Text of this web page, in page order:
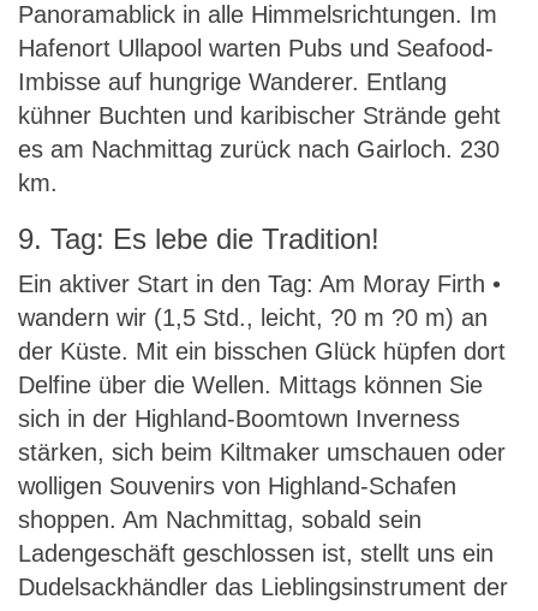
Panoramablick in alle Himmelsrichtungen. Im
Hafenort Ullapool warten Pubs und Seafood-
Imbisse auf hungrige Wanderer. Entlang
kühner Buchten und karibischer Strände geht
es am Nachmittag zurück nach Gairloch. 230
km.
9. Tag: Es lebe die Tradition!
Ein aktiver Start in den Tag: Am Moray Firth •
wandern wir (1,5 Std., leicht, ?0 m ?0 m) an
der Küste. Mit ein bisschen Glück hüpfen dort
Delfine über die Wellen. Mittags können Sie
sich in der Highland-Boomtown Inverness
stärken, sich beim Kiltmaker umschauen oder
wolligen Souvenirs von Highland-Schafen
shoppen. Am Nachmittag, sobald sein
Ladengeschäft geschlossen ist, stellt uns ein
Dudelsackhändler das Lieblingsinstrument der